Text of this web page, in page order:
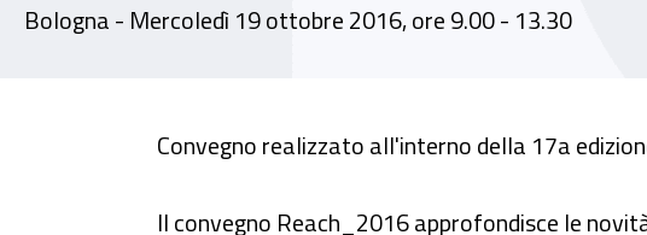
Bologna - Mercoledì 19 ottobre 2016, ore 9.00 - 13.30
Convegno - Reach_2016: Tu2016,
Convegno realizzato all'interno della 17a
Il convegno Reach_2016 approfondisce le